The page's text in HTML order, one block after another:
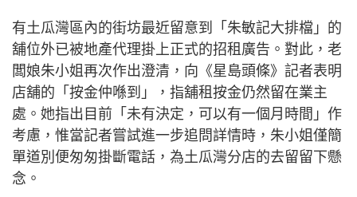
有土瓜灣區內的街坊最近留意到「朱敏記大排檔」的
舖位外已被地產代理掛上正式的招租廣告。對此，老
闆娘朱小姐再次作出澄清，向《星島頭條》記者表明
店舖的「按金仲喺到」，指舖租按金仍然留在業主
處。她指出目前「未有決定，可以有一個月時間」作
考慮，惟當記者嘗試進一步追問詳情時，朱小姐僅簡
單道別便匆匆掛斷電話，為土瓜灣分店的去留留下懸
念。